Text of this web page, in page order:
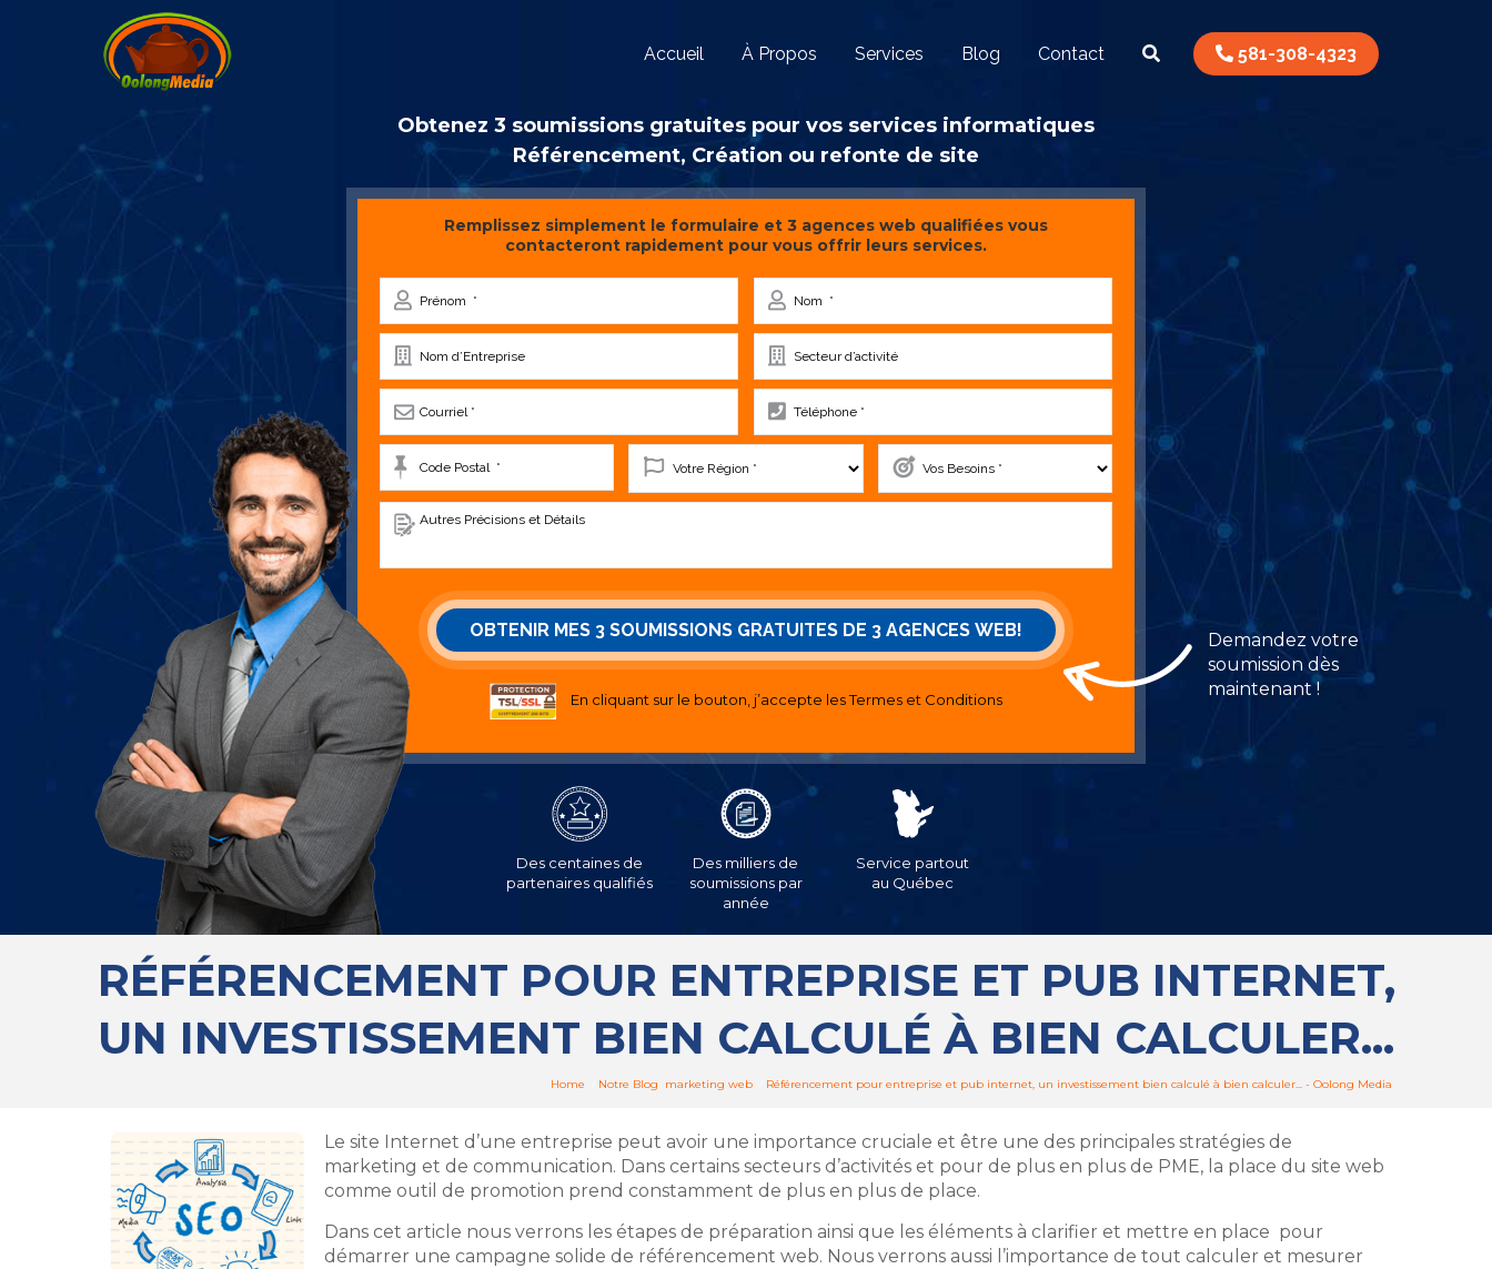
Accueil À Propos Services Blog Contact 581-308-4323
Demandez votre
soumission dès
maintenant !
Obtenez 3 soumissions gratuites pour vos services informatiques
Référencement, Création ou refonte de site
Remplissez simplement le formulaire et 3 agences web qualifiées vous
contacteront rapidement pour vous offrir leurs services.
En cliquant sur le bouton, j’accepte lesTermes et Conditions
Des centaines de
partenaires qualifiés
Des milliers de
soumissions par
année
Service partout
au Québec
RÉFÉRENCEMENT POUR ENTREPRISE ET PUB INTERNET,
UN INVESTISSEMENT BIEN CALCULÉ À BIEN CALCULER...
Home Notre Blog marketing web Référencement pour entreprise et pub internet, un investissement bien calculé à bien calculer... - Oolong Media
Le site Internet d’une entreprise peut avoir une importance cruciale et être une des principales stratégies de
marketing et de communication. Dans certains secteurs d’activités et pour de plus en plus de PME, la place du site web
comme outil de promotion prend constamment de plus en plus de place.
Dans cet article nous verrons les étapes de préparation ainsi que les éléments à clarifier et mettre en place pour
démarrer une campagne solide de référencement web. Nous verrons aussi l’importance de tout calculer et mesurer